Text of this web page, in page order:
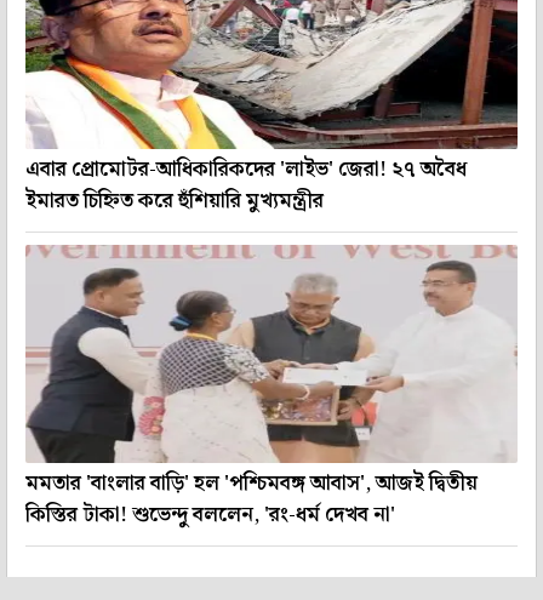
এবার প্রোমোটর-আধিকারিকদের 'লাইভ' জেরা! ২৭ অবৈধ
ইমারত চিহ্নিত করে হুঁশিয়ারি মুখ্যমন্ত্রীর
মমতার 'বাংলার বাড়ি' হল 'পশ্চিমবঙ্গ আবাস', আজই দ্বিতীয়
কিস্তির টাকা! শুভেন্দু বললেন, 'রং-ধর্ম দেখব না'